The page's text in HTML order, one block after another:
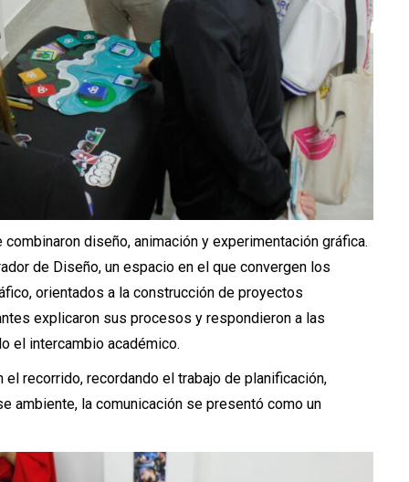
diseño, animación y experimentación gráfica.
de Diseño, un espacio en el que convergen los
orientados a la construcción de proyectos
explicaron sus procesos y respondieron a las
el intercambio académico.
recorrido, recordando el trabajo de planificación,
ambiente, la comunicación se presentó como un